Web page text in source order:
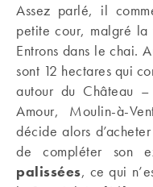
Assez parlé, il
petite cour, malgré la
Entrons dans le chai.
sont 12 hectares qui
autour du Château
Amour, Moulin-à-
décide alors
de compléter son
palissées, ce qui